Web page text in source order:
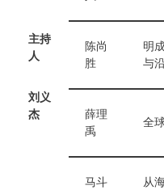
主持
人
刘义
杰
陈尚
胜
明
与
薛理
禹
全
马斗
从